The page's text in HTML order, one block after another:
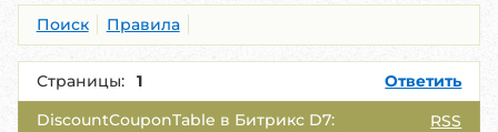
Поиск Правила
Страницы: 1
Ответить
RSS
DiscountCouponTable в Битрикс D7: